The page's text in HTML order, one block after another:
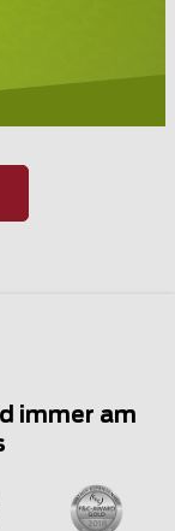
immer am